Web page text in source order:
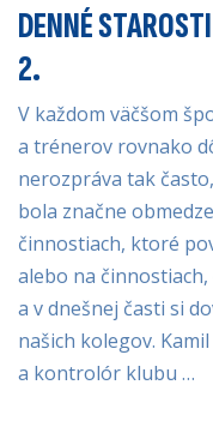
DENNÉ
2.
V každom väčšom
a trénerov rovnako
nerozpráva tak
bola značne
činnostiach, ktoré
alebo na
a v dnešnej časti si
našich kolegov.
a kontrolór klubu …